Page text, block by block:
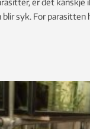
er det kanskje
syk. For parasitten